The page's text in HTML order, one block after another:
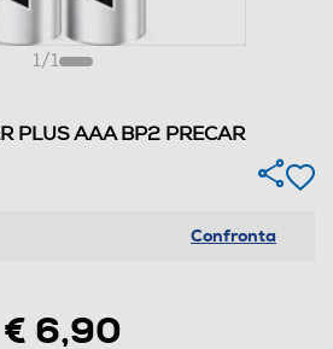
1/1
PLUS AAA BP2 PRECAR
Confronta
€ 6,90